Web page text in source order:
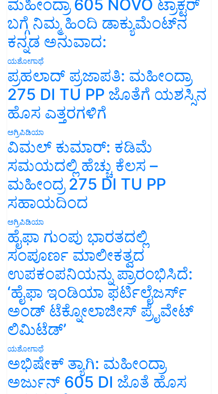
ಮಹೀಂದ್ರಾ 605 NOVO ಟ್ರಾಕ್ಟರ್
ಬಗ್ಗೆ ನಿಮ್ಮ ಹಿಂದಿ ಡಾಕ್ಯುಮೆಂಟ್‌ನ
ಕನ್ನಡ ಅನುವಾದ:
ಯಶೋಗಾಥೆ
ಪ್ರಹಲಾದ್ ಪ್ರಜಾಪತಿ: ಮಹೀಂದ್ರಾ
275 DI TU PP ಜೊತೆಗೆ ಯಶಸ್ಸಿನ
ಹೊಸ ಎತ್ತರಗಳಿಗೆ
ಅಗ್ರಿಪಿಡಿಯಾ
ವಿಮಲ್ ಕುಮಾರ್: ಕಡಿಮೆ
ಸಮಯದಲ್ಲಿ ಹೆಚ್ಚು ಕೆಲಸ –
ಮಹೀಂದ್ರ 275 DI TU PP
ಸಹಾಯದಿಂದ
ಅಗ್ರಿಪಿಡಿಯಾ
ಹೈಫಾ ಗುಂಪು ಭಾರತದಲ್ಲಿ
ಸಂಪೂರ್ಣ ಮಾಲೀಕತ್ವದ
ಉಪಕಂಪನಿಯನ್ನು ಪ್ರಾರಂಭಿಸಿದೆ:
‘ಹೈಫಾ ಇಂಡಿಯಾ ಫರ್ಟಿಲೈಜರ್ಸ್
ಅಂಡ್ ಟೆಕ್ನೋಲಾಜೀಸ್ ಪ್ರೈವೇಟ್
ಲಿಮಿಟೆಡ್’
ಯಶೋಗಾಥೆ
ಅಭಿಷೇಕ್ ತ್ಯಾಗಿ: ಮಹೀಂದ್ರಾ
ಅರ್ಜುನ್ 605 DI ಜೊತೆ ಹೊಸ